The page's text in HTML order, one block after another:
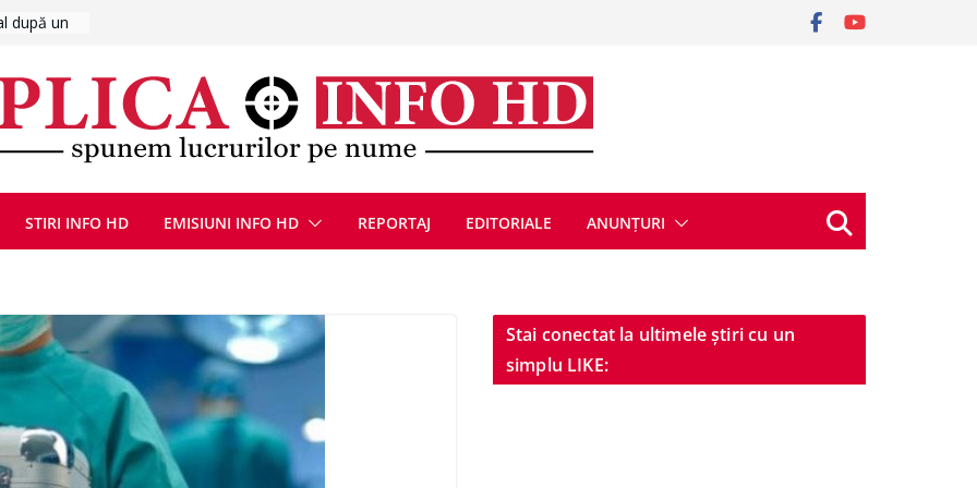
reunite
la cea de-
de
înSTIRI INFO HD EMISIUNI INFO HD REPORTAJ EDITORIALE ANUNȚURI
Stai conectat la ultimele știri cu un
simplu LIKE: